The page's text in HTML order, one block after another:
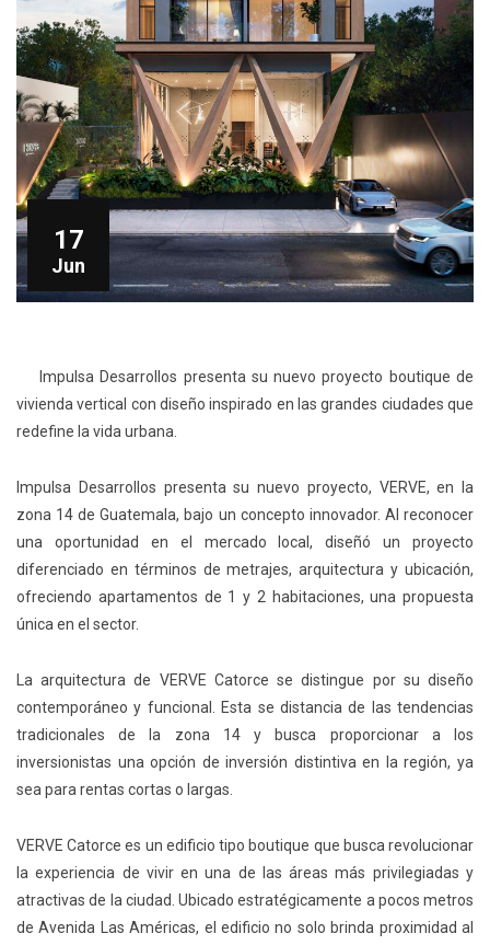
17
Jun
Impulsa Desarrollos presenta su nuevo proyecto boutique de
vivienda vertical con diseño inspirado en las grandes ciudades que
redefine la vida urbana.
Impulsa Desarrollos presenta su nuevo proyecto, VERVE, en la
zona 14 de Guatemala, bajo un concepto innovador. Al reconocer
una oportunidad en el mercado local, diseñó un proyecto
diferenciado en términos de metrajes, arquitectura y ubicación,
ofreciendo apartamentos de 1 y 2 habitaciones, una propuesta
única en el sector.
La arquitectura de VERVE Catorce se distingue por su diseño
contemporáneo y funcional. Esta se distancia de las tendencias
tradicionales de la zona 14 y busca proporcionar a los
inversionistas una opción de inversión distintiva en la región, ya
sea para rentas cortas o largas.
VERVE Catorce es un edificio tipo boutique que busca revolucionar
la experiencia de vivir en una de las áreas más privilegiadas y
atractivas de la ciudad. Ubicado estratégicamente a pocos metros
de Avenida Las Américas, el edificio no solo brinda proximidad al